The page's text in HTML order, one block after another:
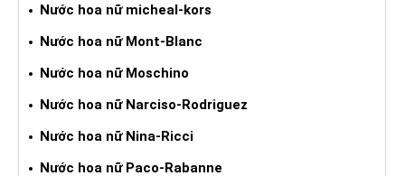
Nước hoa nữ micheal-kors
Nước hoa nữ Mont-Blanc
Nước hoa nữ Moschino
Nước hoa nữ Narciso-Rodriguez
Nước hoa nữ Nina-Ricci
Nước hoa nữ Paco-Rabanne